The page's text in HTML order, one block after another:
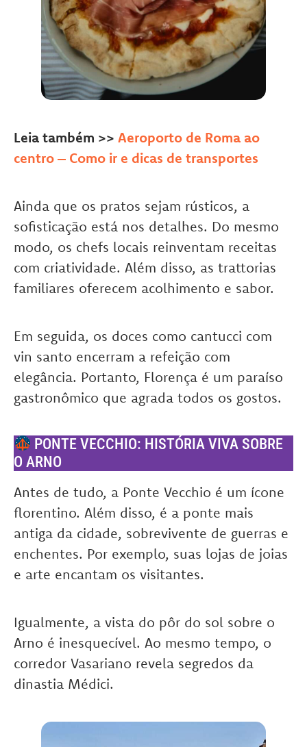
Leia também >> Aeroporto de Roma ao
centro – Como ir e dicas de transportes
Ainda que os pratos sejam rústicos, a
sofisticação está nos detalhes. Do mesmo
modo, os chefs locais reinventam receitas
com criatividade. Além disso, as trattorias
familiares oferecem acolhimento e sabor.
Em seguida, os doces como cantucci com
vin santo encerram a refeição com
elegância. Portanto, Florença é um paraíso
gastronômico que agrada todos os gostos.
PONTE VECCHIO: HISTÓRIA VIVA SOBRE
O ARNO
Antes de tudo, a Ponte Vecchio é um ícone
florentino. Além disso, é a ponte mais
antiga da cidade, sobrevivente de guerras e
enchentes. Por exemplo, suas lojas de joias
e arte encantam os visitantes.
Igualmente, a vista do pôr do sol sobre o
Arno é inesquecível. Ao mesmo tempo, o
corredor Vasariano revela segredos da
dinastia Médici.